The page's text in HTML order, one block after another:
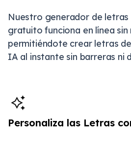
Nuestro generador de
gratuito funciona en línea
permitiéndote crear letras
IA al instante sin barreras ni
Personaliza las Letras